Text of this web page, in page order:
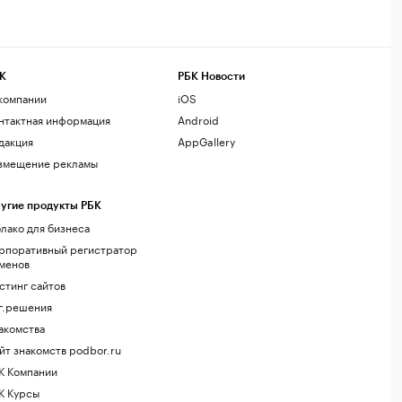
информация
рекламы
продукты РБК
для бизнеса
регистратор
сайтов
знакомств podbor.ru
Компании
Курсы
РБК Новости
iOS
Android
AppGallery